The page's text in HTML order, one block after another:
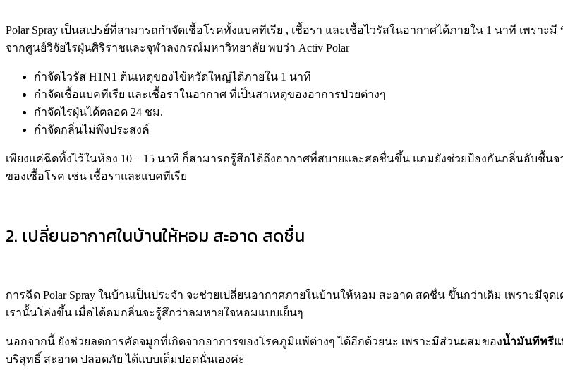
Polar Spray เป็นสเปรย์ที่สามารถกำจัดเชื้อโรคทั้งแบคทีเรีย , เชื้อรา และเชื้อไวรัสในอากาศได้ภายใน 1 นาที เพราะมี
จากศูนย์วิจัยไรฝุ่นศิริราชและจุฬาลงกรณ์มหาวิทยาลัย พบว่า Activ Polar
กำจัดไวรัส H1N1 ต้นเหตุของไข้หวัดใหญ่ได้ภายใน 1 นาที
กำจัดเชื้อแบคทีเรีย และเชื้อราในอากาศ ที่เป็นสาเหตุของอาการป่วยต่างๆ
กำจัดไรฝุ่นได้ตลอด 24 ชม.
กำจัดกลิ่นไม่พึงประสงค์
เพียงแค่ฉีดทิ้งไว้ในห้อง 10 – 15 นาที ก็สามารถรู้สึกได้ถึงอากาศที่สบายและสดชื่นขึ้น แถมยังช่วยป้องกันกลิ่นอับชื้นจ
ของเชื้อโรค เช่น เชื้อราและแบคทีเรีย
2. เปลี่ยนอากาศในบ้านให้หอม สะอาด สดชื่น
การฉีด Polar Spray ในบ้านเป็นประจำ จะช่วยเปลี่ยนอากาศภายในบ้านให้หอม สะอาด สดชื่น ขึ้นกว่าเดิม เพราะมีจุ
เรานั้นโล่งขึ้น เมื่อได้ดมกลิ่นจะรู้สึกว่าลมหายใจหอมแบบเย็นๆ
นอกจากนี้ ยังช่วยลดการคัดจมูกที่เกิดจากอาการของโรคภูมิแพ้ต่างๆ ได้อีกด้วยนะ เพราะมีส่วนผสมของน้ำมันทีทรีแ
บริสุทธิ์ สะอาด ปลอดภัย ได้แบบเต็มปอดนั่นเองค่ะ